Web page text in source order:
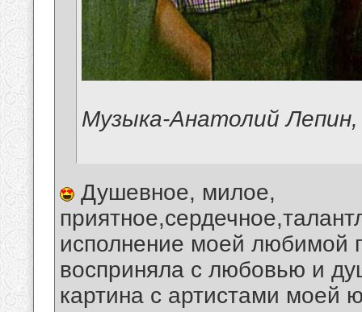
Музыка-Анатолий
Душевное, милое,
исполнение моей любимой
восприняла с любовью и
картина с артистами моей